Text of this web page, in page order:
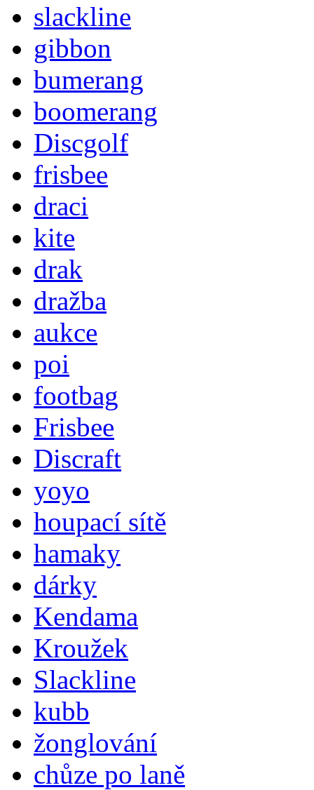
slackline
gibbon
bumerang
boomerang
Discgolf
frisbee
draci
kite
drak
dražba
aukce
poi
footbag
Frisbee
Discraft
yoyo
houpací sítě
hamaky
dárky
Kendama
Kroužek
Slackline
kubb
žonglování
chůze po laně